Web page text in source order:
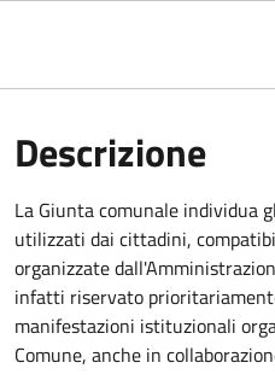
Descrizione
La Giunta comunale individua
utilizzati dai cittadini,
organizzate
infatti riservato
manifestazioni istituzionali
Comune, anche in